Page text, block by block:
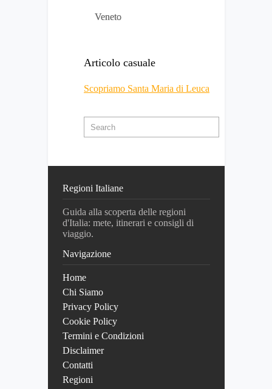
Veneto
Articolo casuale
Scopriamo Santa Maria di Leuca
Regioni Italiane
Guida alla scoperta delle regioni
d'Italia: mete, itinerari e consigli di
viaggio.
Navigazione
Home
Chi Siamo
Privacy Policy
Cookie Policy
Termini e Condizioni
Disclaimer
Contatti
Regioni